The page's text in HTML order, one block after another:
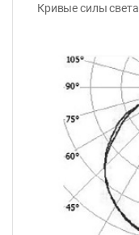
Кривые силы света